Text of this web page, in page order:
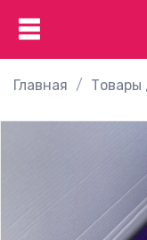
Главная Товары